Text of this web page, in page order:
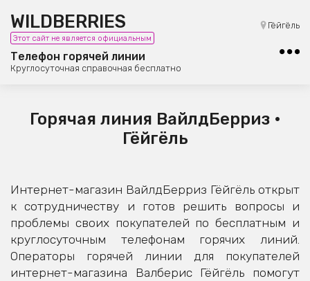
WILDBERRIES
Этот сайт не является официальным
Телефон горячей линии
Круглосуточная справочная бесплатно
Гёйгёль
8 (800) 101-42-23
Бесплатная юридическая консультация
Горячая линия ВайлдБерриз •
Гёйгёль
Интернет-магазин ВайлдБерриз Гёйгёль открыт
к сотрудничеству и готов решить вопросы и
проблемы своих покупателей по бесплатным и
круглосуточным телефонам горячих линий.
Операторы горячей линии для покупателей
интернет-магазина Валберис Гёйгёль помогут